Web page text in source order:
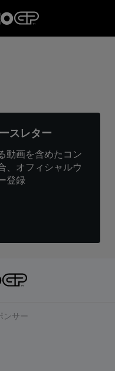
スレター
動画を含めたコン
、オフィシャルウ
登録
ンサー